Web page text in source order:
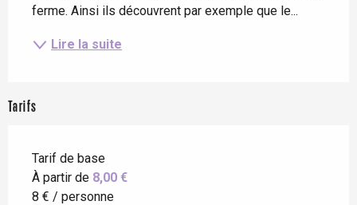
ferme. Ainsi ils découvrent par exemple que le...
Lire la suite
Tarifs
Tarif de base
À partir de 8,00 €
8 € / personne